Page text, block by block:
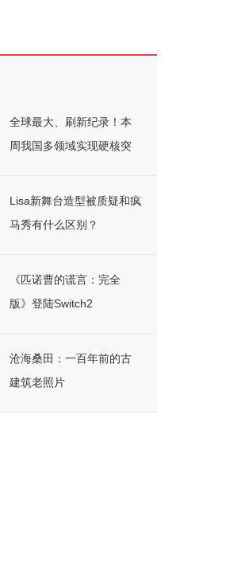
全球最大、刷新纪录！本
周我国多领域实现硬核突
Lisa新舞台造型被质疑和疯
马秀有什么区别？
《匹诺曹的谎言：完全
版》登陆Switch2
沧海桑田：一百年前的古
建筑老照片